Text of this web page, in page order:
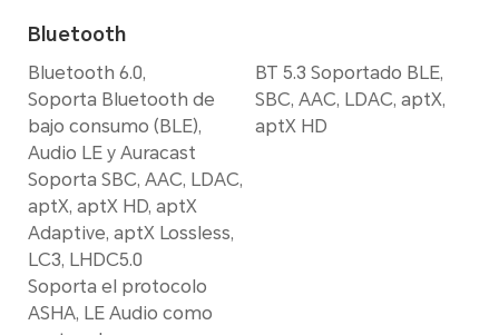
Bluetooth
Bluetooth 6.0,
Soporta Bluetooth de
bajo consumo (BLE),
Audio LE y Auracast
Soporta SBC, AAC, LDAC,
aptX, aptX HD, aptX
Adaptive, aptX Lossless,
LC3, LHDC5.0
Soporta el protocolo
ASHA, LE Audio como
BT 5.3 Soportado BLE,
SBC, AAC, LDAC, aptX,
aptX HD